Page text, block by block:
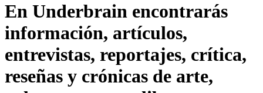
En Underbrain encontrarás
información, artículos,
entrevistas, reportajes, crítica,
reseñas y crónicas de arte,